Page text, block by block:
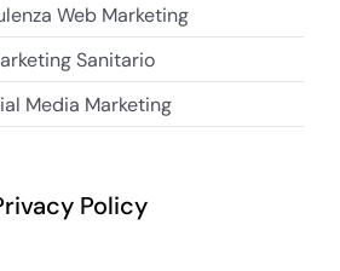
Web Marketing
Sanitario
Media Marketing
Policy